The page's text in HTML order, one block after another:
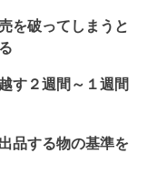
を破ってしまうと
す２週間～１週間
品する物の基準を